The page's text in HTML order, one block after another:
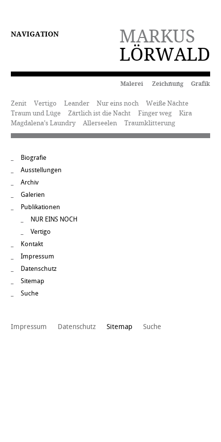
MARKUS
LÖRWALD
NAVIGATION
Malerei Zeichnung Grafik
Zenit Vertigo Leander Nur eins noch
Weiße Nächte
Traum und Lüge
Zärtlich ist die Nacht Finger weg
Kira
Magdalena’s Laundry
Allerseelen Traumklitterung
Biografie
Ausstellungen
Archiv
Galerien
Publikationen
NUR EINS NOCH
Vertigo
Kontakt
Impressum
Datenschutz
Sitemap
Suche
Impressum Datenschutz Sitemap Suche